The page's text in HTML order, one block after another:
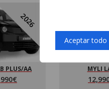
Aceptar todo
2026
PLUS/AA MYLI